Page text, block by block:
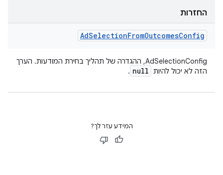
החזרות
AdSelectionFromOutcomesConfig
AdSelectionConfig, ההגדרה של תהליך בחירת המודעות. הערך
הזה לא יכול להיות null
.
המידע עזר לך?